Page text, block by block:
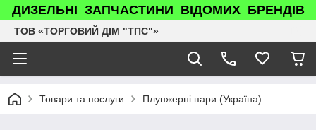
ДИЗЕЛЬНІ ЗАПЧАСТИНИ ВІДОМИХ БРЕНДІВ
ТОВ «ТОРГОВИЙ ДІМ "ТПС"»
Товари та послуги Плунжерні пари (Україна)